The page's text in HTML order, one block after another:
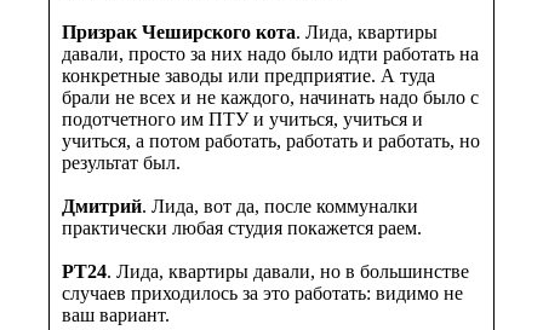
Призрак Чеширского кота. Лида, квартиры
давали, просто за них надо было идти работать на
конкретные заводы или предприятие. А туда
брали не всех и не каждого, начинать надо было с
подотчетного им ПТУ и учиться, учиться и
учиться, а потом работать, работать и работать, но
результат был.
Дмитрий. Лида, вот да, после коммуналки
практически любая студия покажется раем.
PT24. Лида, квартиры давали, но в большинстве
случаев приходилось за это работать: видимо не
ваш вариант.